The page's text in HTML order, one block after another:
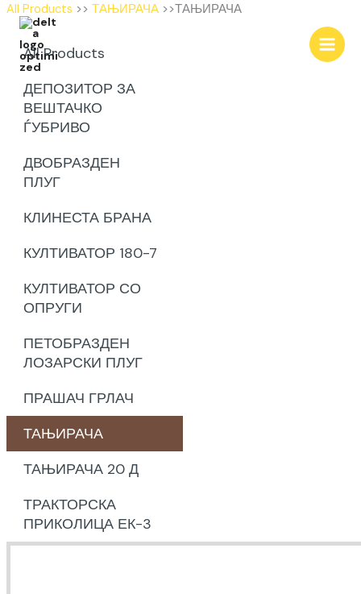
Skip
content
All Products >> ТАЊИРАЧА>>ТАЊИРАЧА
All Products
ДЕПОЗИТОР ЗА
ВЕШТАЧКО
ЃУБРИВО
ДВОБРАЗДЕН
ПЛУГ
КЛИНЕСТА БРАНА
КУЛТИВАТОР 180-7
КУЛТИВАТОР СО
ОПРУГИ
ПЕТОБРАЗДЕН
ЛОЗАРСКИ ПЛУГ
ПРАШАЧ ГРЛАЧ
ТАЊИРАЧА
ТАЊИРАЧА 20 Д
ТРАКТОРСКА
ПРИКОЛИЦА ЕК-3